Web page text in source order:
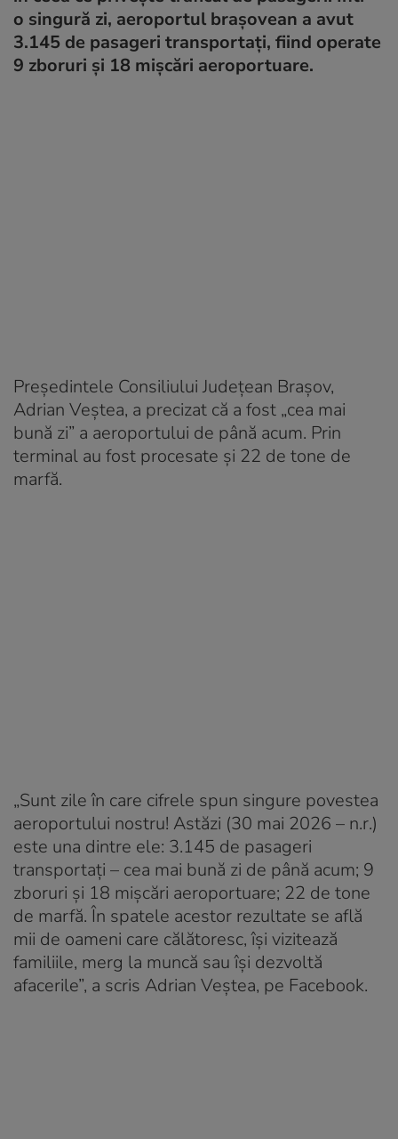
o singură zi, aeroportul brașovean a avut
3.145 de pasageri transportați, fiind operate
9 zboruri și 18 mișcări aeroportuare.
Președintele Consiliului Județean Brașov,
Adrian Veștea, a precizat că a fost „cea mai
bună zi” a aeroportului de până acum. Prin
terminal au fost procesate și 22 de tone de
marfă.
„Sunt zile în care cifrele spun singure povestea
aeroportului nostru! Astăzi (30 mai 2026 – n.r.)
este una dintre ele: 3.145 de pasageri
transportați – cea mai bună zi de până acum; 9
zboruri și 18 mișcări aeroportuare; 22 de tone
de marfă. În spatele acestor rezultate se află
mii de oameni care călătoresc, își vizitează
familiile, merg la muncă sau își dezvoltă
afacerile”, a scris Adrian Veștea, pe Facebook.